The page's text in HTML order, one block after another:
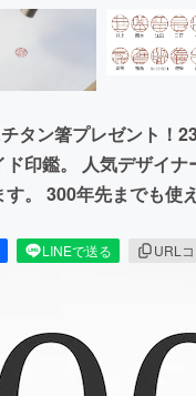
タン箸プレゼント
印鑑。 人気デザイ
。 300年先までも使
LINEで送る URL